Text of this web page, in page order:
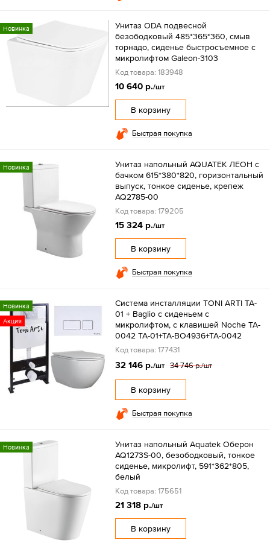
Новинка
Унитаз ODA подвесной
безободковый 485*365*360, смыв
торнадо, сиденье быстросъемное с
микролифтом Galeon-3103
Код товара: 183948
10 640 р./шт
В корзину
Быстрая покупка
Новинка
Унитаз напольный AQUATEK ЛЕОН с
бачком 615*380*820, горизонтальный
выпуск, тонкое сиденье, крепеж
AQ2785-00
Код товара: 179205
15 324 р./шт
В корзину
Быстрая покупка
Новинка
Акция
Система инсталляции TONI ARTI TA-
01 + Baglio с сиденьем с
микролифтом, с клавишей Noche TA-
0042 TA-01+TA-BO4936+TA-0042
Код товара: 177431
32 146 р./шт 34 746 р./шт
В корзину
Быстрая покупка
Новинка
Унитаз напольный Aquatek Оберон
AQ1273S-00, безободковый, тонкое
сиденье, микролифт, 591*362*805,
белый
Код товара: 175651
21 318 р./шт
В корзину